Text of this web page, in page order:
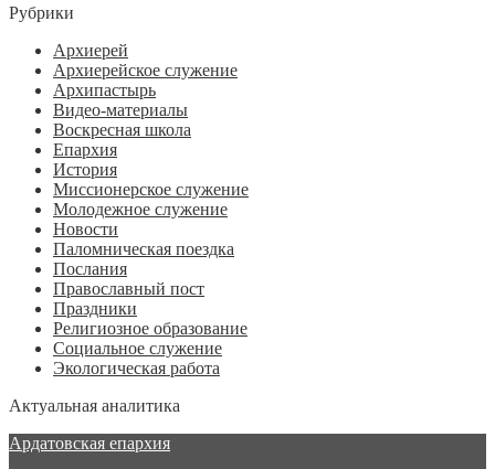
Рубрики
Архиерей
Архиерейское служение
Архипастырь
Видео-материалы
Воскресная школа
Епархия
История
Миссионерское служение
Молодежное служение
Новости
Паломническая поездка
Послания
Православный пост
Праздники
Религиозное образование
Социальное служение
Экологическая работа
Актуальная аналитика
Ардатовская епархия